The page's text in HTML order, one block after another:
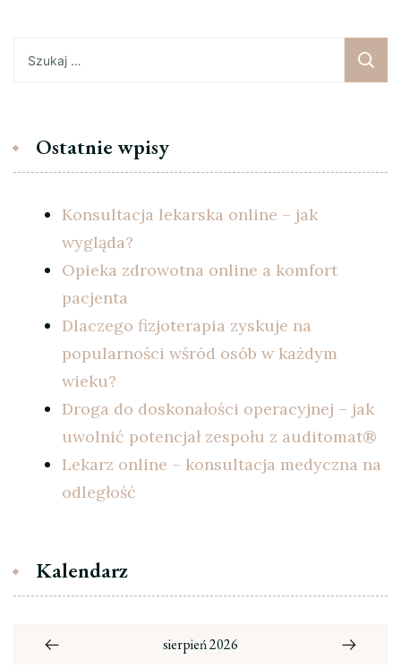
Ostatnie wpisy
Konsultacja lekarska online – jak
wygląda?
Opieka zdrowotna online a komfort
pacjenta
Dlaczego fizjoterapia zyskuje na
popularności wśród osób w każdym
wieku?
Droga do doskonałości operacyjnej – jak
uwolnić potencjał zespołu z auditomat®
Lekarz online – konsultacja medyczna na
odległość
Kalendarz
sierpień 2026